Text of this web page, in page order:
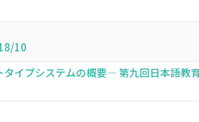
10
イプシステムの概要― 第九回日本語教